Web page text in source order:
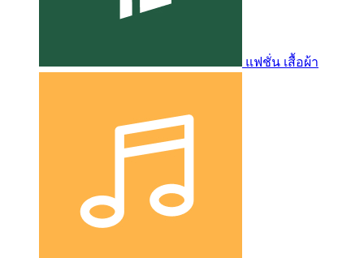
แฟชั่น เสื้อผ้า